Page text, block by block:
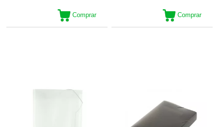
Comprar Comprar